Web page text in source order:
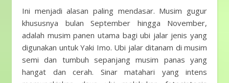
Ini menjadi alasan paling mendasar. Musim gugur
khususnya bulan September hingga November,
adalah musim panen utama bagi ubi jalar jenis yang
digunakan untuk Yaki Imo. Ubi jalar ditanam di musim
semi dan tumbuh sepanjang musim panas yang
hangat dan cerah. Sinar matahari yang intens